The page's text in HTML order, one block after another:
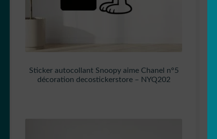
Sticker autocollant Snoopy aime Chanel n°5
décoration decostickerstore – NYQ202